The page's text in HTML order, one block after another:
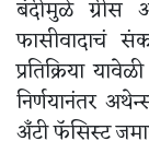
बंदीमुळे ग्रीस
फासीवादाचं
प्रतिक्रिया
निर्णयानंतर
अँटी फॅसिस्ट